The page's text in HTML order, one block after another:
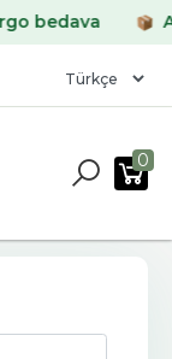
bedava
0